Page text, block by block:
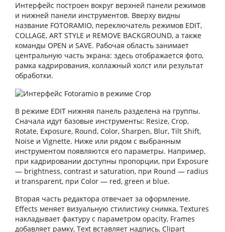
Интерфейс построен вокруг верхней панели режимов
и нижней панели инструментов. Вверху видны
название FOTORAMIO, переключатель режимов EDIT,
COLLAGE, ART STYLE и REMOVE BACKGROUND, а также
команды OPEN и SAVE. Рабочая область занимает
центральную часть экрана: здесь отображается фото,
рамка кадрирования, коллажный холст или результат
обработки.
В режиме EDIT нижняя панель разделена на группы.
Сначала идут базовые инструменты: Resize, Crop,
Rotate, Exposure, Round, Color, Sharpen, Blur, Tilt Shift,
Noise и Vignette. Ниже или рядом с выбранным
инструментом появляются его параметры. Например,
при кадрировании доступны пропорции, при Exposure
— brightness, contrast и saturation, при Round — radius
и transparent, при Color — red, green и blue.
Вторая часть редактора отвечает за оформление.
Effects меняет визуальную стилистику снимка, Textures
накладывает фактуру с параметром opacity, Frames
добавляет рамку, Text вставляет надпись, Clipart